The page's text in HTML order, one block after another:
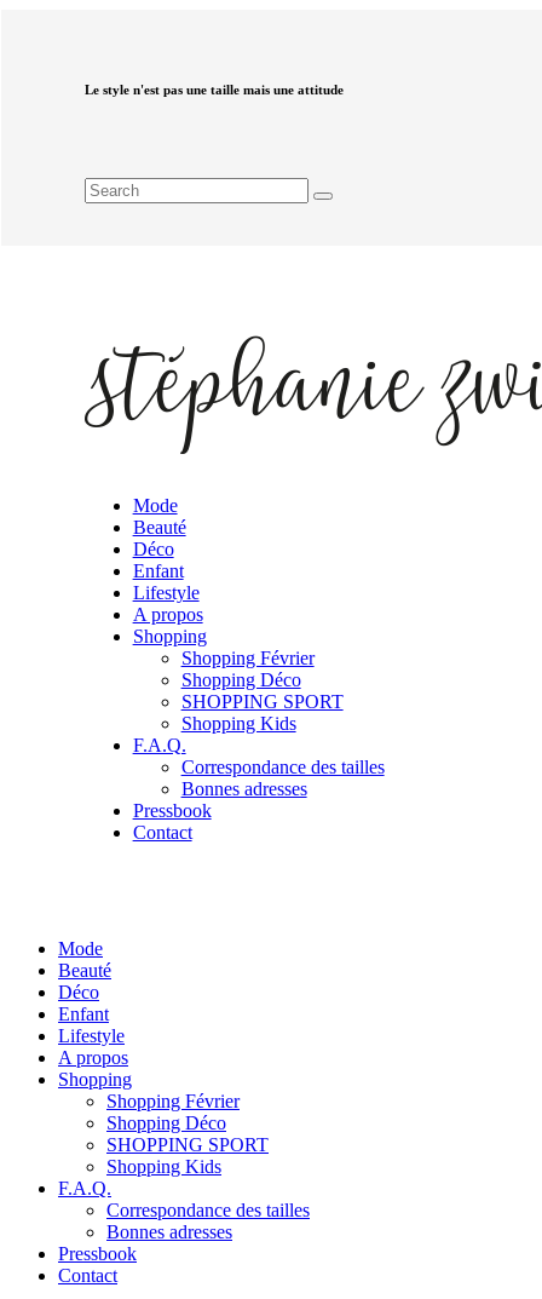
Le style n'est pas une taille mais une attitude
Mode
Beauté
Déco
Enfant
Lifestyle
A propos
Shopping
Shopping Février
Shopping Déco
SHOPPING SPORT
Shopping Kids
F.A.Q.
Correspondance des tailles
Bonnes adresses
Pressbook
Contact
Mode
Beauté
Déco
Enfant
Lifestyle
A propos
Shopping
Shopping Février
Shopping Déco
SHOPPING SPORT
Shopping Kids
F.A.Q.
Correspondance des tailles
Bonnes adresses
Pressbook
Contact